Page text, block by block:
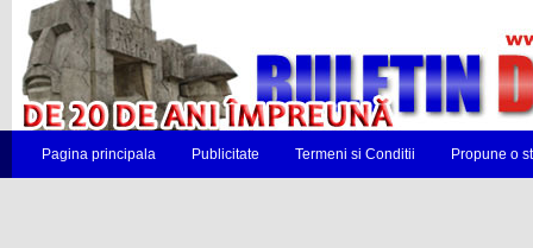
Pagina principala Publicitate Termeni si Conditii Propune o